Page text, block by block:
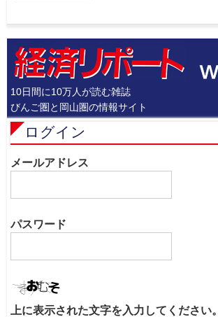
10日間に10万人が読む雑誌
びんご圏と岡山圏の情報サイト
ログイン
メールアドレス
パスワード
上に表示された文字を入力してください。